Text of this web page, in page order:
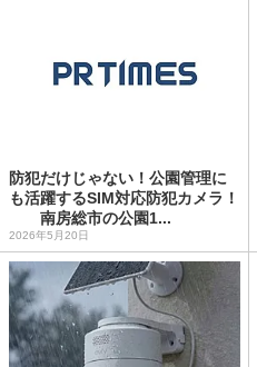
防犯だけじゃない！公園管理に
も活躍するSIM対応防犯カメラ！
南房総市の公園1...
2026年5月20日